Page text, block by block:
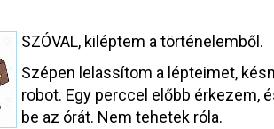
SZÓVAL, kiléptem a történelemből.
Szépen lelassítom a lépteimet,
robot. Egy perccel előbb érkezem,
be az órát. Nem tehetek róla.